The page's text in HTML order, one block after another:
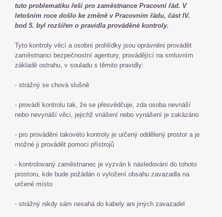
tuto problematiku řeší pro zaměstnance Pracovní řád. V
letošním roce došlo ke změně v Pracovním řádu, část IV.
bod 5. byl rozšířen o pravidla prováděné kontroly.
Tyto kontroly věcí a osobní prohlídky jsou oprávněni provádět
zaměstnanci bezpečnostní agentury, provádějící na smluvním
základě ostrahu, v souladu s těmito pravidly:
- strážný se chová slušně
- provádí kontrolu tak, že se přesvědčuje, zda osoba nevnáší
nebo nevynáší věci, jejichž vnášení nebo vynášení je zakázáno
- pro provádění takovéto kontroly je určený oddělený prostor a je
možné ji provádět pomoci přístrojů
- kontrolovaný zaměstnanec je vyzván k následování do tohoto
prostoru, kde bude požádán o vyložení obsahu zavazadla na
určené místo
- strážný nikdy sám nesahá do kabely ani jiných zavazadel